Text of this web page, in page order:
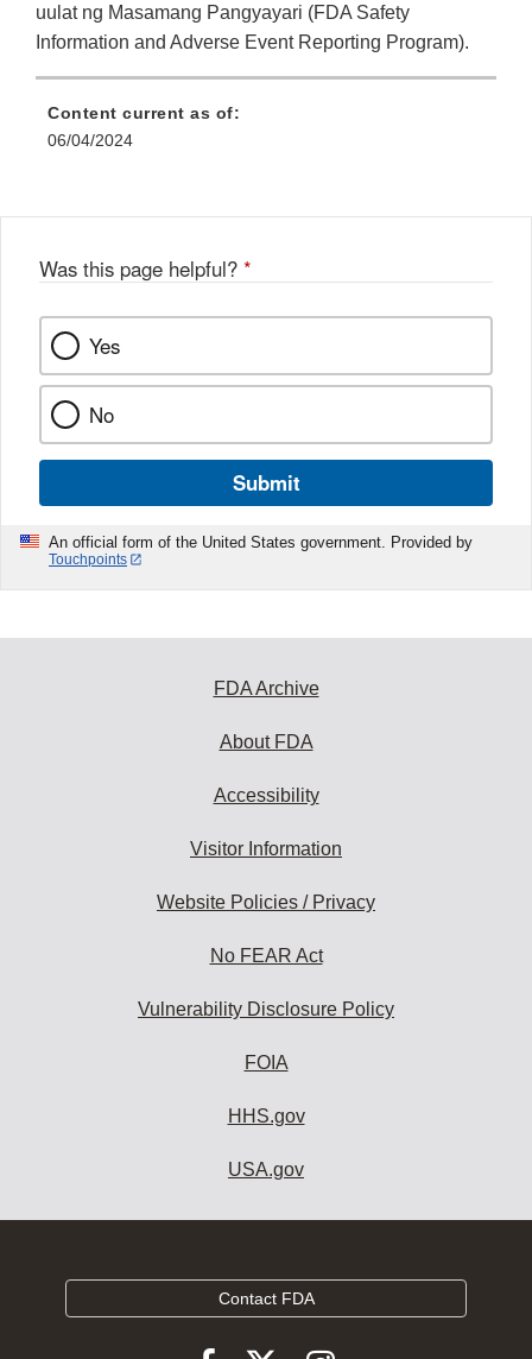
uulat ng Masamang Pangyayari (FDA Safety
Information and Adverse Event Reporting Program).
Content current as of:
06/04/2024
Was this page helpful? *
Yes
No
Submit
An official form of the United States government. Provided by
Touchpoints
FDA Archive
About FDA
Accessibility
Visitor Information
Website Policies / Privacy
No FEAR Act
Vulnerability Disclosure Policy
FOIA
HHS.gov
USA.gov
Contact FDA